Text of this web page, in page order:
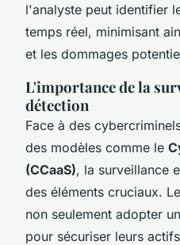
l'analyste peut identifier
temps réel, minimisant
et les dommages
L'importance de la
détection
Face à des
des modèles comme le
(CCaaS), la surveillance
des éléments cruciaux.
non seulement adopter
pour sécuriser leurs